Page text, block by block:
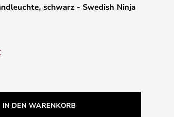
schwarz - Swedish Ninja
IN DEN WARENKORB